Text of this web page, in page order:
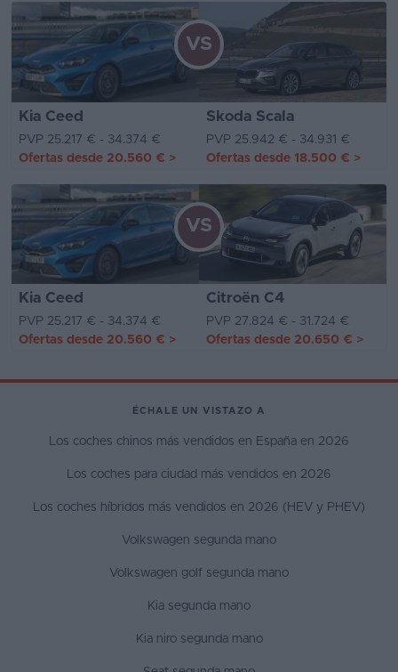
Kia Ceed Skoda Scala
VS
PVP 25.217 € - 34.374 €
PVP 25.942 € - 34.931 €
Ofertas desde 20.560 € > Ofertas desde 18.500 € >
Kia Ceed Citroën C4
VS
PVP 25.217 € - 34.374 €
PVP 27.824 € - 31.724 €
Ofertas desde 20.560 € > Ofertas desde 20.650 € >
ÉCHALE UN VISTAZO A
Los coches chinos más vendidos en España en 2026
Los coches para ciudad más vendidos en 2026
Los coches híbridos más vendidos en 2026 (HEV y PHEV)
Volkswagen segunda mano
Volkswagen golf segunda mano
Kia segunda mano
Kia niro segunda mano